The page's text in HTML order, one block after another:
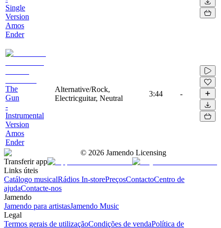
Single
Version
Amos
Ender
The
Gun
-
Instrumental
Version
Amos
Ender
Alternative/Rock,
Electricguitar, Neutral
3:44 -
© 2026 Jamendo Licensing
Transferir app
Links úteis
Catálogo musicalRádios In-storePreçosContactoCentro de
ajudaContacte-nos
Jamendo
Jamendo para artistasJamendo Music
Legal
Termos gerais de utilizaçãoCondições de vendaPolítica de